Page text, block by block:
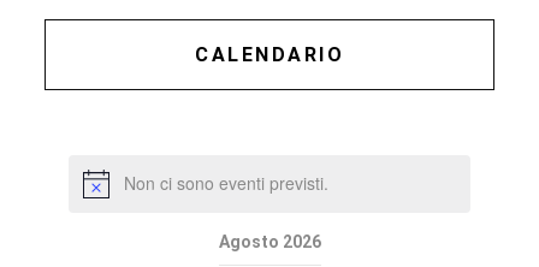
CALENDARIO
Non ci sono eventi previsti.
Agosto 2026